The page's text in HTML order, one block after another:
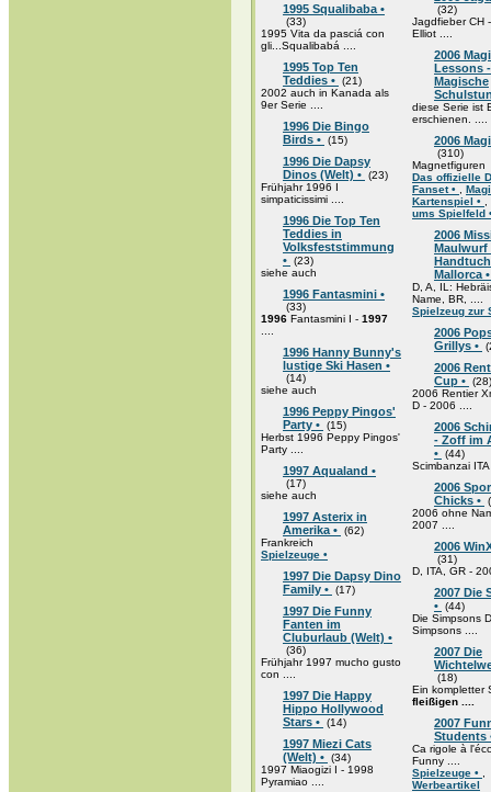
1995 Squalibaba •
(33)
1995 Vita da pasciá con
gli...Squalibabá ....
1995 Top Ten
Teddies • (21)
2002 auch in Kanada als
9er Serie ....
1996 Die Bingo
Birds • (15)
1996 Die Dapsy
Dinos (Welt) • (23)
Frühjahr 1996 I
simpaticissimi ....
1996 Die Top Ten
Teddies in
Volksfeststimmung
• (23)
siehe auch
1996 Fantasmini •
(33)
1996 Fantasmini I - 1997
1996 Hanny Bunny's
lustige Ski Hasen •
(14)
siehe auch
1996 Peppy Pingos'
Party • (15)
Herbst 1996 Peppy Pingos'
Party ....
1997 Aqualand •
(17)
siehe auch
1997 Asterix in
Amerika • (62)
Frankreich
Spielzeuge •
1997 Die Dapsy Dino
Family • (17)
1997 Die Funny
Fanten im
Cluburlaub (Welt) •
(36)
Frühjahr 1997 mucho gusto
con ....
1997 Die Happy
Hippo Hollywood
Stars • (14)
1997 Miezi Cats
(Welt) • (34)
1997 Miaogizi I - 1998
Pyramiao ....
(32)
Jagdfieber CH
Elliot ....
2006
Lessons -
Magische
diese Serie ist
erschienen. ....
2006
(310)
Magnetfiguren
Das offizielle
Fanset •
Kartenspiel •
ums Spielfeld
2006
Maulwurf
Mallorca
D, A, IL:
Name, BR, ....
Spielzeug zur
2006
Grillys •
2006
Cup • (28)
2006 Rentier
D - 2006 ....
2006
- Zoff im
• (44)
Scimbanzai ITA
2006
Chicks •
2006 ohne
2007 ....
2006
(31)
D, ITA, GR -
2007 Die
• (44)
Die Simpsons
Simpsons ....
2007 Die
(18)
Ein kompletter
fleißigen ....
2007
Students
Ca rigole à
Funny ....
Spielzeuge •
Werbeartikel